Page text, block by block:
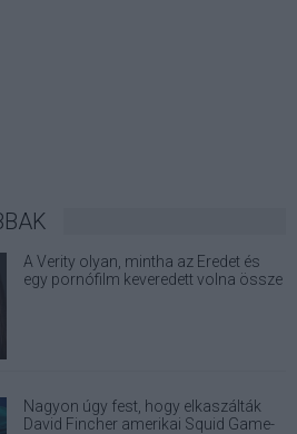
A Verity olyan, mintha az Eredet és
egy pornófilm keveredett volna össze
Nagyon úgy fest, hogy elkaszálták
David Fincher amerikai Squid Game-